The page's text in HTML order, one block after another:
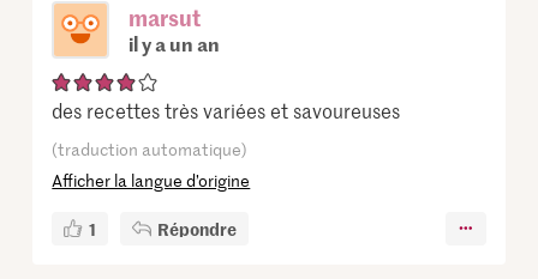
marsut
il y a un an
des recettes très variées et savoureuses
(traduction automatique)
Afficher la langue d’origine
1 Répondre